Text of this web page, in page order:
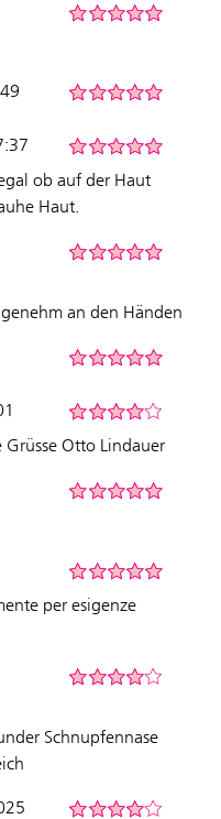
ob auf der Haut
Haut.
an den Händen
Otto Lindauer
per esigenze
Schnupfennase